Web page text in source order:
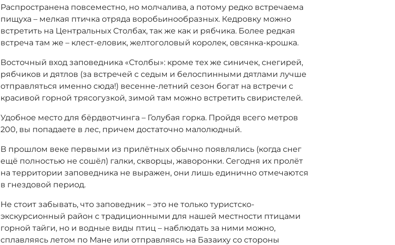
Распространена повсеместно, но молчалива, а потому редко встречаема
пищуха – мелкая птичка отряда воробьинообразных. Кедровку можно
встретить на Центральных Столбах, так же как и рябчика. Более редкая
встреча там же – клест-еловик, желтоголовый королек, овсянка-крошка.
Восточный вход заповедника «Столбы»: кроме тех же синичек, снегирей,
рябчиков и дятлов (за встречей с седым и белоспинными дятлами лучше
отправляться именно сюда!) весенне-летний сезон богат на встречи с
красивой горной трясогузкой, зимой там можно встретить свиристелей.
Удобное место для бёрдвотчинга – Голубая горка. Пройдя всего метров
200, вы попадаете в лес, причем достаточно малолюдный.
В прошлом веке первыми из прилётных обычно появлялись (когда снег
ещё полностью не сошёл) галки, скворцы, жаворонки. Сегодня их пролёт
на территории заповедника не выражен, они лишь единично отмечаются
в гнездовой период.
Не стоит забывать, что заповедник – это не только туристско-
экскурсионный район с традиционными для нашей местности птицами
горной тайги, но и водные виды птиц – наблюдать за ними можно,
сплавляясь летом по Мане или отправляясь на Базаиху со стороны